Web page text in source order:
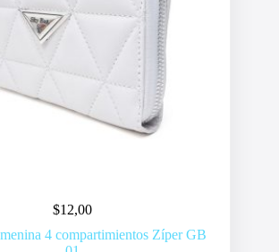
$12,00
4 compartimientos Zíper GB